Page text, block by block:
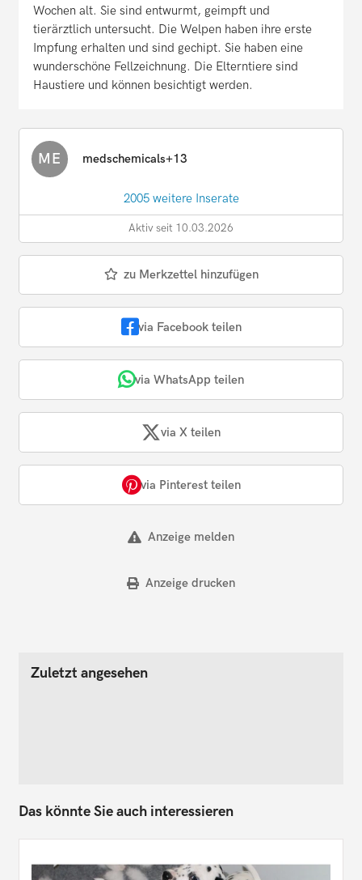
Wochen alt. Sie sind entwurmt, geimpft und
tierärztlich untersucht. Die Welpen haben ihre erste
Impfung erhalten und sind gechipt. Sie haben eine
wunderschöne Fellzeichnung. Die Elterntiere sind
Haustiere und können besichtigt werden.
ME medschemicals+13
2005 weitere Inserate
Aktiv seit 10.03.2026
zu Merkzettel hinzufügen
via Facebook teilen
via WhatsApp teilen
via X teilen
via Pinterest teilen
Anzeige melden
Anzeige drucken
Zuletzt angesehen
Das könnte Sie auch interessieren